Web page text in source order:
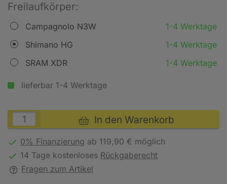
Freilaufkörper:
Campagnolo N3W
1-4 Werktage
Shimano HG
1-4 Werktage
SRAM XDR
1-4 Werktage
lieferbar 1-4 Werktage
In den Warenkorb
0% Finanzierung ab 119,90 € möglich
14 Tage kostenloses Rückgaberecht
Fragen zum Artikel